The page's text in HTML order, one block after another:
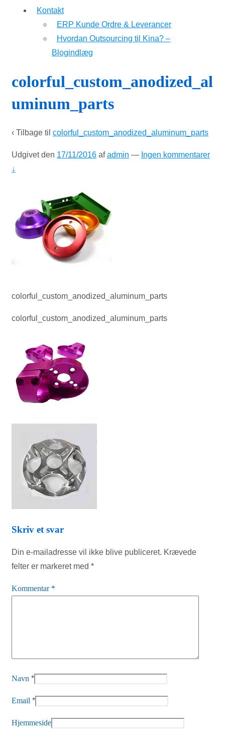
Kontakt
ERP Kunde Ordre & Leverancer
Hvordan Outsourcing til Kina? –
Blogindlæg
colorful_custom_anodized_al
uminum_parts
‹ Tilbage til colorful_custom_anodized_aluminum_parts
Udgivet den 17/11/2016 afadmin — Ingen kommentarer
↓
colorful_custom_anodized_aluminum_parts
colorful_custom_anodized_aluminum_parts
Skriv et svar
Din e-mailadresse vil ikke blive publiceret. Krævede
felter er markeret med *
Kommentar *
Navn *
Email *
Hjemmeside